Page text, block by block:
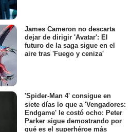
James Cameron no descarta
dejar de dirigir 'Avatar': El
futuro de la saga sigue en el
aire tras 'Fuego y ceniza'
'Spider-Man 4' consigue en
siete días lo que a 'Vengadores:
Endgame' le costó ocho: Peter
Parker sigue demostrando por
qué es el superhéroe más